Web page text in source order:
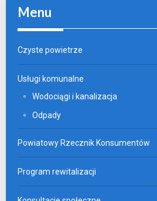
Menu
Czyste powietrze
Usługi komunalne
Wodociągi i kanalizacja
Odpady
Powiatowy Rzecznik Konsumentów
Program rewitalizacji